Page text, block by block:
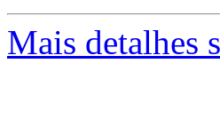
Mais detalhes